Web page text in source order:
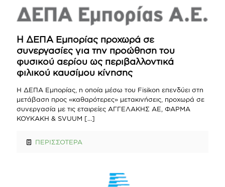
Η ΔΕΠΑ Εμπορίας προχωρά σε
συνεργασίες για την προώθηση του
φυσικού αερίου ως περιβαλλοντικά
φιλικού καυσίμου κίνησης
Η ΔΕΠΑ Εμπορίας, η οποία μέσω του Fisikon επενδύει στη
μετάβαση προς «καθαρότερες» μετακινήσεις, προχωρά σε
συνεργασία με τις εταιρείες ΑΓΓΕΛΑΚΗΣ ΑΕ, ΦΑΡΜΑ
ΚΟΥΚΑΚΗ & SVUUM […]
ΠΕΡΙΣΣΟΤΕΡΑ